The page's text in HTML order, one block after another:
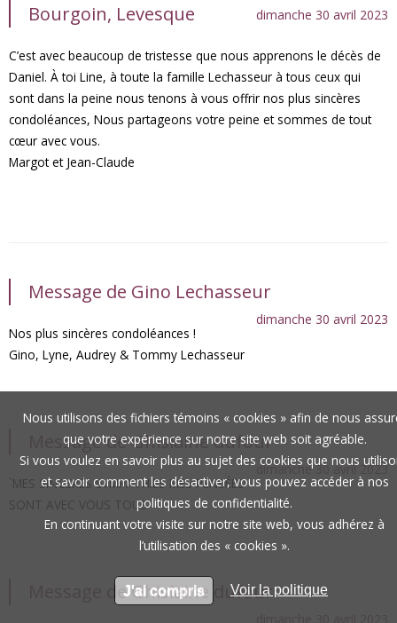
Nous utilisons des fichiers témoins « cookies » afin de nous
que votre expérience sur notre site web soit agréable.
Si vous voulez en savoir plus au sujet des cookies que nous
et savoir comment les désactiver, vous pouvez accéder à nos
politiques de confidentialité.
En continuant votre visite sur notre site web, vous adhérez à
l’utilisation des « cookies ».
J'ai compris Voir la politique
Bourgoin, Levesque
dimanche 30 avril 2023
C’est avec beaucoup de tristesse que nous apprenons le décès de
Daniel. À toi Line, à toute la famille Lechasseur à tous ceux qui
sont dans la peine nous tenons à vous offrir nos plus sincères
condoléances, Nous partageons votre peine et sommes de tout
cœur avec vous.
Margot et Jean-Claude
Message de Gino Lechasseur
dimanche 30 avril 2023
Nos plus sincères condoléances !
Gino, Lyne, Audrey & Tommy Lechasseur
Message de Ghislaine dufour
dimanche 30 avril 2023
`MES SINCERES SYMPATHIES MES PENSÉES
SONT AVEC VOUS TOUS
Message de Ghislaine dufour